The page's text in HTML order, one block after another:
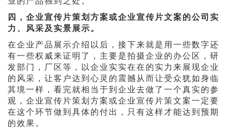
四，企业宣传片策划方案或企业宣传片文案的公司实
力、风采及实景展示。
在企业产品展示介绍以后，接下来就是用一些数字还
有一些权威来证明了，主要是拍摄企业的办公区，研
发部门，厂区等，以企业实实在在的实力来展现企业
的风采，让客户达到心灵的震撼从而让受众犹如身临
其境一样，看完就相当于到企业去做了一个真实的参
观，企业宣传片策划方案或企业宣传片策文案一定要
在这个环节做到具体的付出，只有这样才能达到预期
的效果。